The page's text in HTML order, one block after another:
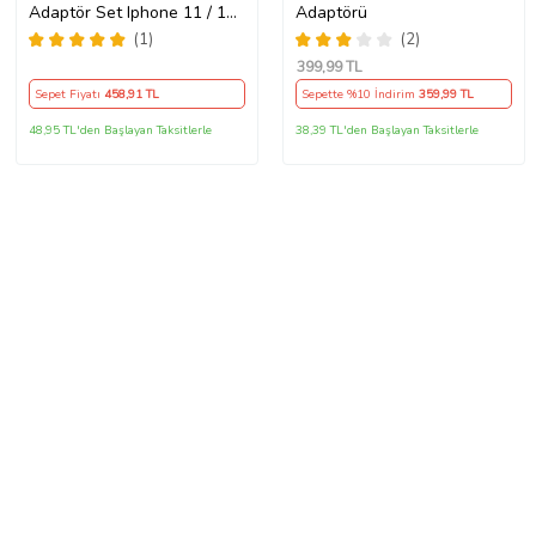
Adaptör Set Iphone 11 / 12 /
13 / Pro / Pro Max Uyumlu
(1)
Sepet Fiyatı 458,91 TL
48,95 TL'den Başlayan Taksitlerle
Adaptörü
(2)
399,99 TL
Sepette %10 İndirim 359,99 TL
38,39 TL'den Başlayan Taksitlerle